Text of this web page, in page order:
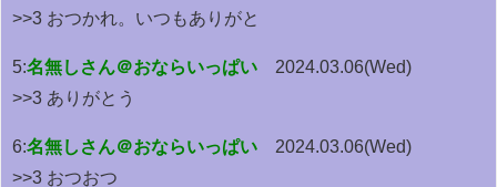
>>3 おつかれ。いつもありがと
5:名無しさん＠おならいっぱい
2024.03.06(Wed)
>>3 ありがとう
6:名無しさん＠おならいっぱい
2024.03.06(Wed)
>>3 おつおつ